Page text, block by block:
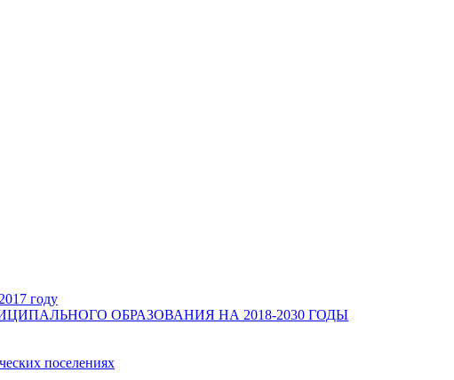
году
ОБРАЗОВАНИЯ НА 2018-2030 ГОДЫ
поселениях